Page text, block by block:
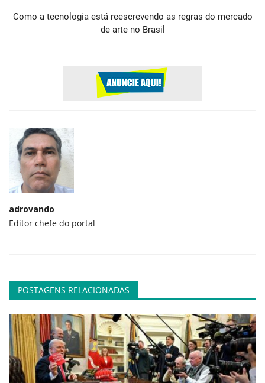
Como a tecnologia está reescrevendo as regras do mercado
de arte no Brasil
adrovando
Editor chefe do portal
POSTAGENS RELACIONADAS